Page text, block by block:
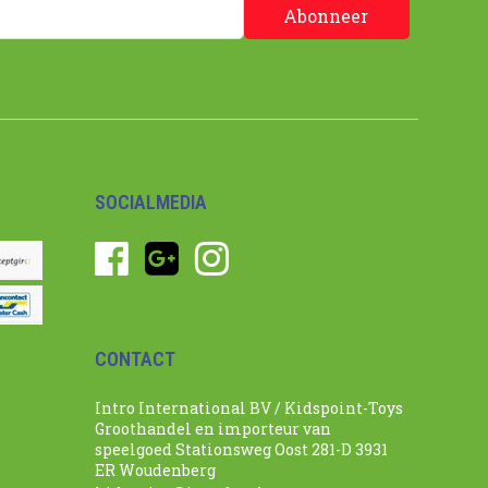
Abonneer
SOCIALMEDIA
CONTACT
Intro International BV / Kidspoint-Toys
Groothandel en importeur van
speelgoed Stationsweg Oost 281-D 3931
ER Woudenberg